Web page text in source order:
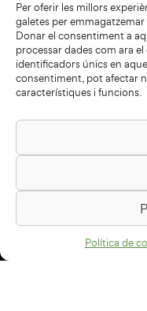
Per oferir les millors
galetes per
Donar el consentiment a
processar dades com ara
identificadors únics en
consentiment, pot afectar
característiques i funcions.
Política de
Biblioteca
Passeig de la
08500 Vic